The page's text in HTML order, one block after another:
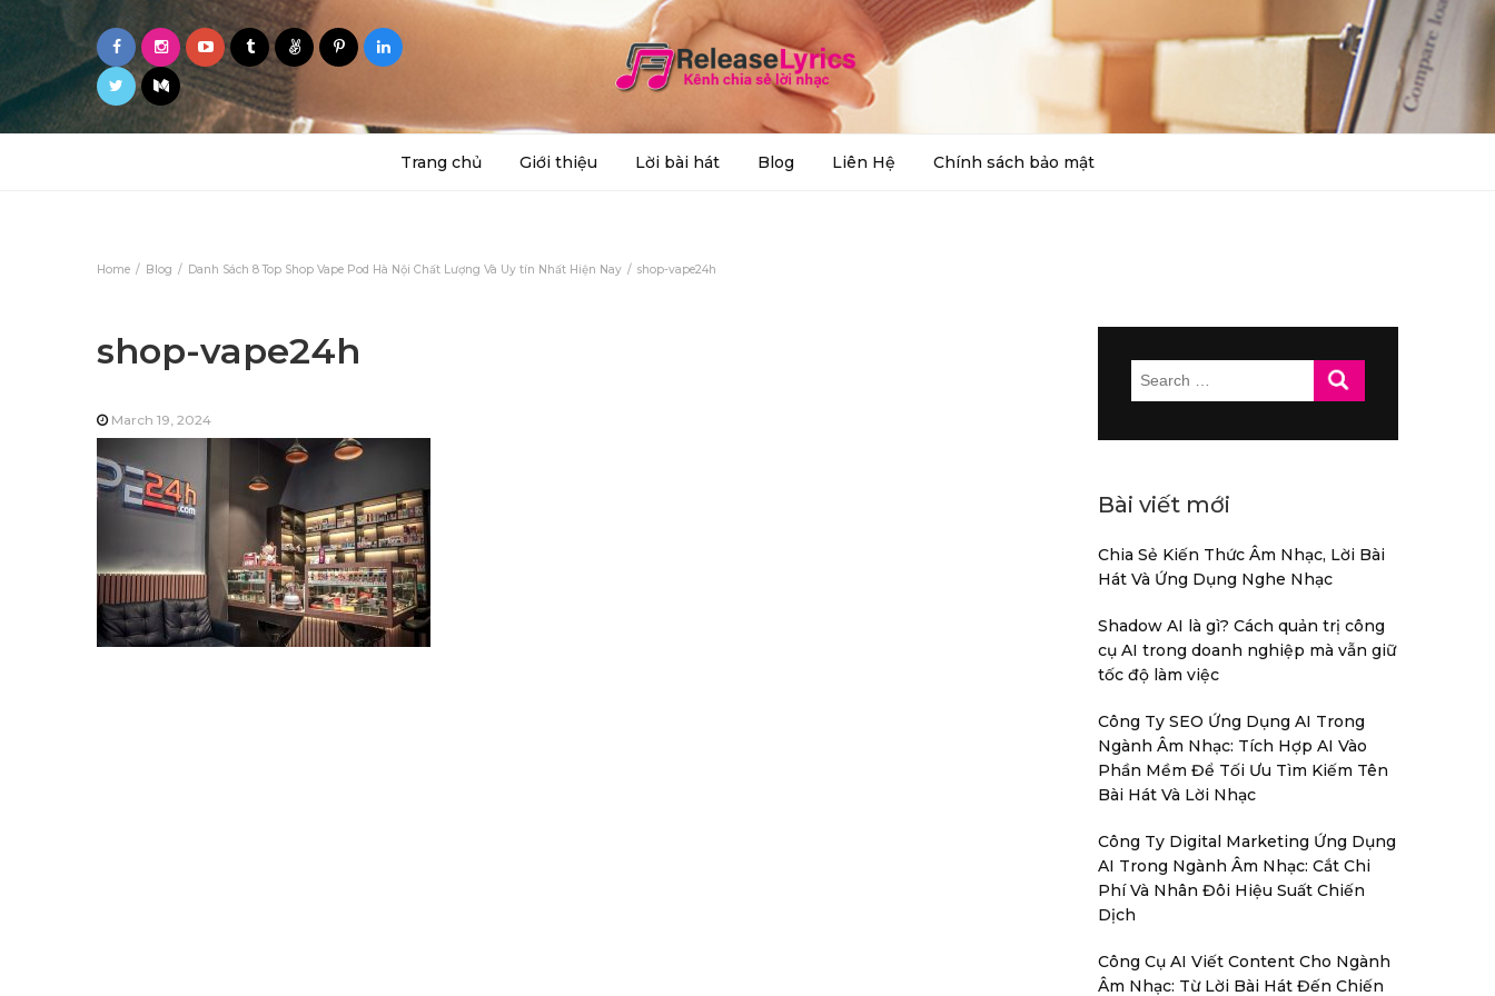
Trang chủ Giới thiệu Lời bài hát Blog Liên Hệ Chính sách bảo mật
Home Blog Danh Sách 8 Top Shop Vape Pod Hà Nội Chất Lượng Và Uy tín Nhất Hiện Nay shop-vape24h
shop-vape24h
March 19, 2024
Search
for:
Bài viết mới
Chia Sẻ Kiến Thức Âm Nhạc, Lời Bài
Hát Và Ứng Dụng Nghe Nhạc
Shadow AI là gì? Cách quản trị công
cụ AI trong doanh nghiệp mà vẫn giữ
tốc độ làm việc
Công Ty SEO Ứng Dụng AI Trong
Ngành Âm Nhạc: Tích Hợp AI Vào
Phần Mềm Để Tối Ưu Tìm Kiếm Tên
Bài Hát Và Lời Nhạc
Công Ty Digital Marketing Ứng Dụng
AI Trong Ngành Âm Nhạc: Cắt Chi
Phí Và Nhân Đôi Hiệu Suất Chiến
Dịch
Công Cụ AI Viết Content Cho Ngành
Âm Nhạc: Từ Lời Bài Hát Đến Chiến